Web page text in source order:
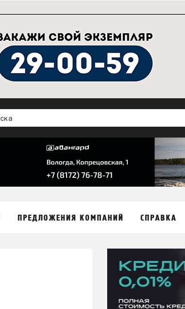
ПРЕДЛОЖЕНИЯ КОМПАНИЙ СПРАВКА